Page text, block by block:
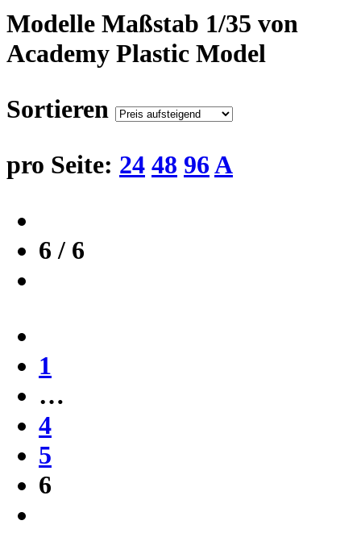
Modelle Maßstab 1/35 von
Academy Plastic Model
Sortieren
pro Seite: 24 48 96A
6 / 6
1
…
4
5
6